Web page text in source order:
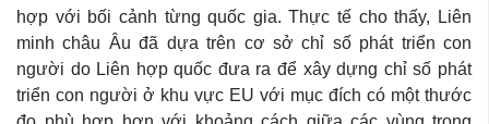
hợp với bối cảnh từng quốc gia. Thực tế cho thấy, Liên
minh châu Âu đã dựa trên cơ sở chỉ số phát triển con
người do Liên hợp quốc đưa ra để xây dựng chỉ số phát
triển con người ở khu vực EU với mục đích có một thước